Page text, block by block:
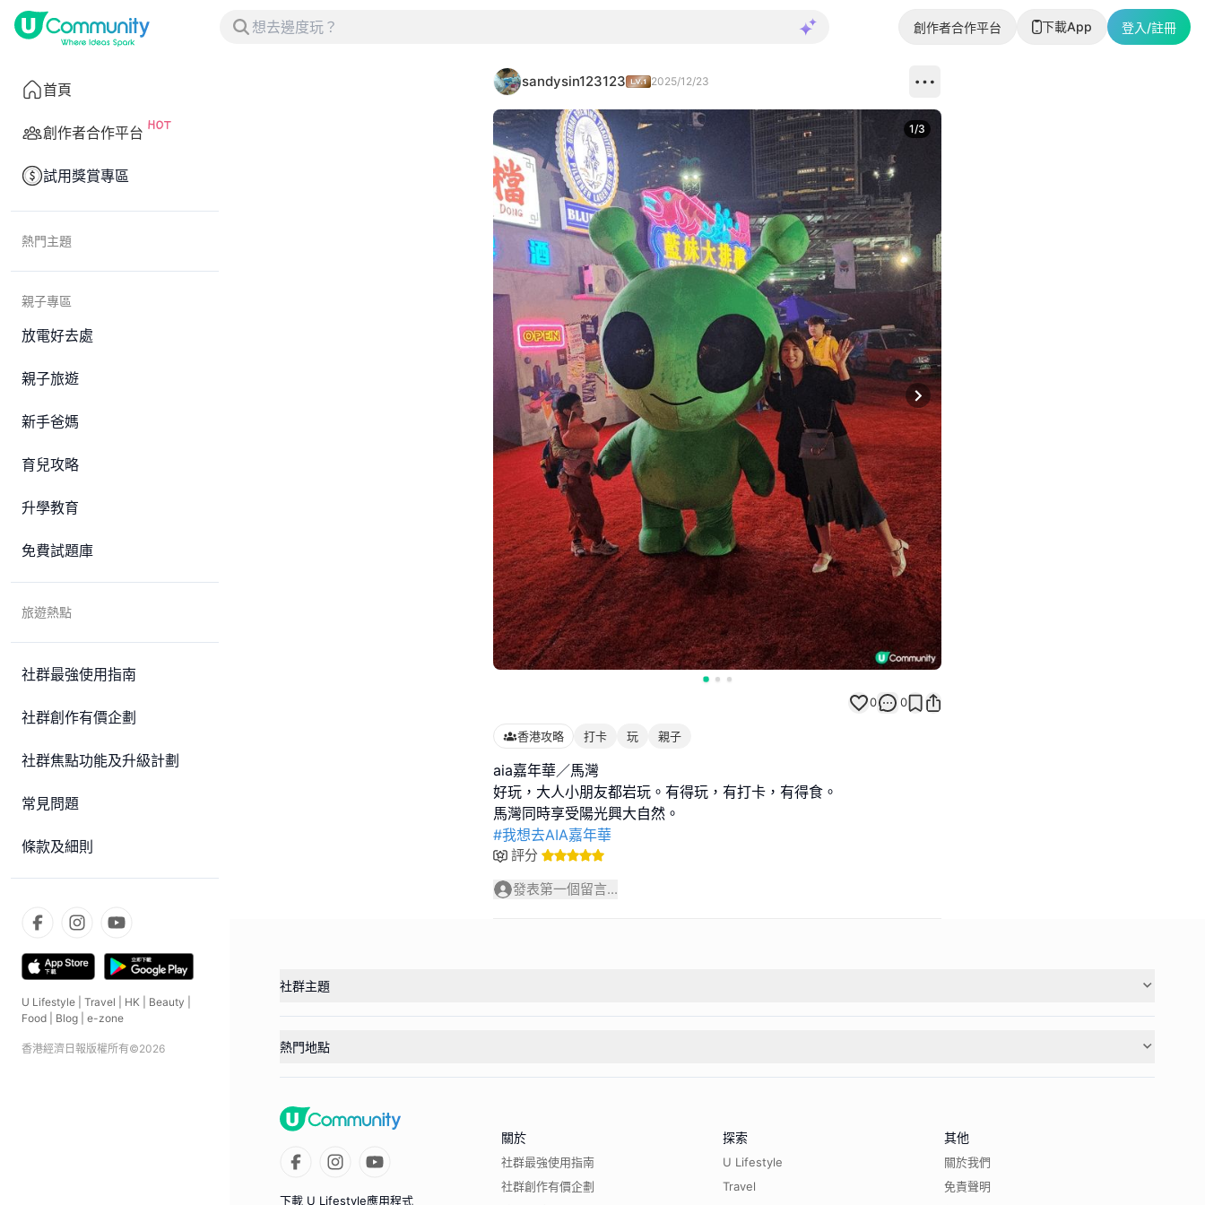
創作者合作平台 下載App 登入/註冊
首頁
創作者合作平台
試用獎賞專區
熱門主題
親子專區
放電好去處
親子旅遊
新手爸媽
育兒攻略
升學教育
免費試題庫
旅遊熱點
社群最強使用指南
社群創作有價企劃
社群焦點功能及升級計劃
常見問題
條款及細則
U Lifestyle Travel HK Beauty
Food
Blog e-zone
香港經濟日報版權所有©2026
sandysin123123 2025/12/23
Next slide
1/3
0 0
香港攻略 打卡 玩 親子
aia嘉年華／馬灣
好玩，大人小朋友都岩玩。有得玩，有打卡，有得食。
#我想去AIA嘉年華
評分
發表第一個留言...
社群主題
熱門地點
下載 U Lifestyle應用程式
關於
社群最強使用指南
社群創作有價企劃
探索
U Lifestyle
Travel
其他
關於我們
免責聲明